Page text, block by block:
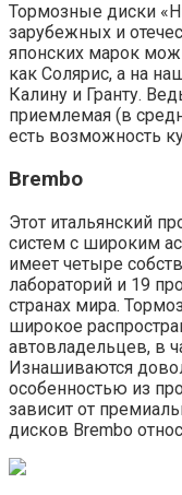
Тормозные диски
зарубежных и
японских марок
как Солярис, а на
Калину и Гранту.
приемлемая (в
есть возможность
Brembo
Этот итальянский
систем с широким
имеет четыре
лабораторий и 19
странах мира.
широкое
автовладельцев, в
Изнашиваются
особенностью из
зависит от
дисков Brembo